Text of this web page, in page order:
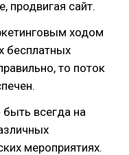
продвигая сайт.
ходом
бесплатных
то поток
всегда на
мероприятиях.